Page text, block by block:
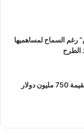
السماح لمساهميها
الطرح
البنك الدولي يقدم ضماناً بقيمة 750 مليون دولار